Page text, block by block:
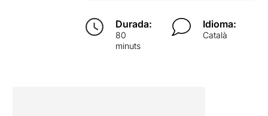
Durada:
80
minuts
Idioma:
Català